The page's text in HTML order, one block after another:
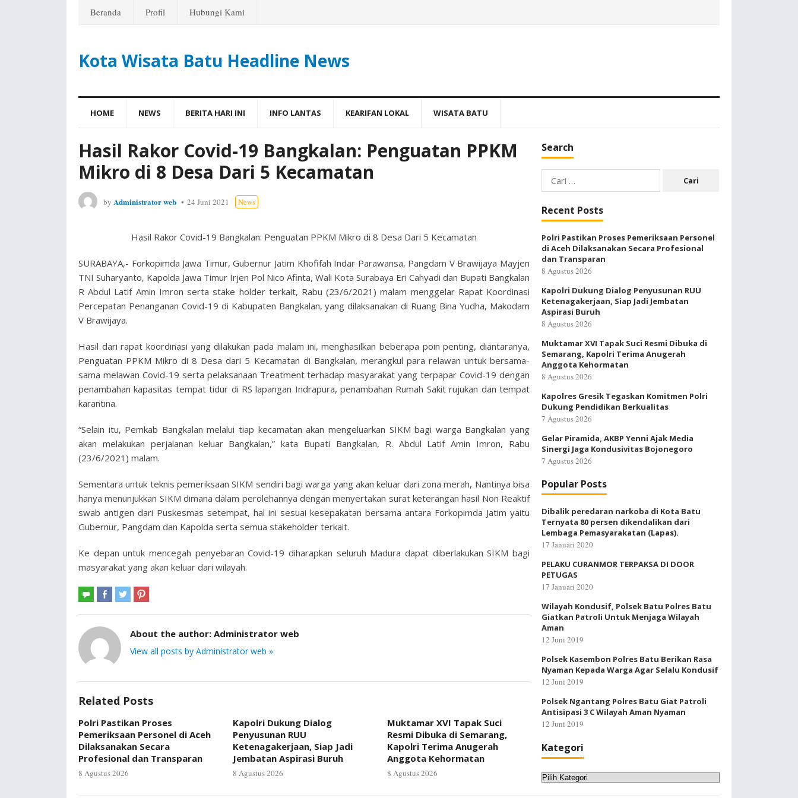
Beranda Profil Hubungi Kami
Kota Wisata Batu Headline News
HOME NEWS BERITA HARI INI INFO LANTAS KEARIFAN LOKAL WISATA BATU
Hasil Rakor Covid-19 Bangkalan: Penguatan PPKM
Mikro di 8 Desa Dari 5 Kecamatan
by Administrator web 24 Juni 2021 News
Hasil Rakor Covid-19 Bangkalan: Penguatan PPKM Mikro di 8 Desa Dari 5 Kecamatan
SURABAYA,- Forkopimda Jawa Timur, Gubernur Jatim Khofifah Indar Parawansa, Pangdam V Brawijaya Mayjen
TNI Suharyanto, Kapolda Jawa Timur Irjen Pol Nico Afinta, Wali Kota Surabaya Eri Cahyadi dan Bupati Bangkalan
R Abdul Latif Amin Imron serta stake holder terkait, Rabu (23/6/2021) malam menggelar Rapat Koordinasi
Percepatan Penanganan Covid-19 di Kabupaten Bangkalan, yang dilaksanakan di Ruang Bina Yudha, Makodam
V Brawijaya.
Hasil dari rapat koordinasi yang dilakukan pada malam ini, menghasilkan beberapa poin penting, diantaranya,
Penguatan PPKM Mikro di 8 Desa dari 5 Kecamatan di Bangkalan, merangkul para relawan untuk bersama-
sama melawan Covid-19 serta pelaksanaan Treatment terhadap masyarakat yang terpapar Covid-19 dengan
penambahan kapasitas tempat tidur di RS lapangan Indrapura, penambahan Rumah Sakit rujukan dan tempat
karantina.
“Selain itu, Pemkab Bangkalan melalui tiap kecamatan akan mengeluarkan SIKM bagi warga Bangkalan yang
akan melakukan perjalanan keluar Bangkalan,” kata Bupati Bangkalan, R. Abdul Latif Amin Imron, Rabu
(23/6/2021) malam.
Sementara untuk teknis pemeriksaan SIKM sendiri bagi warga yang akan keluar dari zona merah, Nantinya bisa
hanya menunjukkan SIKM dimana dalam perolehannya dengan menyertakan surat keterangan hasil Non Reaktif
swab antigen dari Puskesmas setempat, hal ini sesuai kesepakatan bersama antara Forkopimda Jatim yaitu
Gubernur, Pangdam dan Kapolda serta semua stakeholder terkait.
Ke depan untuk mencegah penyebaran Covid-19 diharapkan seluruh Madura dapat diberlakukan SIKM bagi
masyarakat yang akan keluar dari wilayah.
About the author: Administrator web
View all posts by Administrator web »
Related Posts
Polri Pastikan Proses
Pemeriksaan Personel di Aceh
Dilaksanakan Secara
Profesional dan Transparan
8 Agustus 2026
Kapolri Dukung Dialog
Penyusunan RUU
Ketenagakerjaan, Siap Jadi
Jembatan Aspirasi Buruh
8 Agustus 2026
Muktamar XVI Tapak Suci
Resmi Dibuka di Semarang,
Kapolri Terima Anugerah
Anggota Kehormatan
8 Agustus 2026
Search
Cari
untuk:
Recent Posts
Polri Pastikan Proses Pemeriksaan Personel
di Aceh Dilaksanakan Secara Profesional
dan Transparan
8 Agustus 2026
Kapolri Dukung Dialog Penyusunan RUU
Ketenagakerjaan, Siap Jadi Jembatan
Aspirasi Buruh
8 Agustus 2026
Muktamar XVI Tapak Suci Resmi Dibuka di
Semarang, Kapolri Terima Anugerah
Anggota Kehormatan
8 Agustus 2026
Kapolres Gresik Tegaskan Komitmen Polri
Dukung Pendidikan Berkualitas
7 Agustus 2026
Gelar Piramida, AKBP Yenni Ajak Media
Sinergi Jaga Kondusivitas Bojonegoro
7 Agustus 2026
Popular Posts
Dibalik peredaran narkoba di Kota Batu
Ternyata 80 persen dikendalikan dari
Lembaga Pemasyarakatan (Lapas).
17 Januari 2020
PELAKU CURANMOR TERPAKSA DI DOOR
PETUGAS
17 Januari 2020
Wilayah Kondusif, Polsek Batu Polres Batu
Giatkan Patroli Untuk Menjaga Wilayah
Aman
12 Juni 2019
Polsek Kasembon Polres Batu Berikan Rasa
Nyaman Kepada Warga Agar Selalu Kondusif
12 Juni 2019
Polsek Ngantang Polres Batu Giat Patroli
Antisipasi 3 C Wilayah Aman Nyaman
12 Juni 2019
Kategori
Kategori